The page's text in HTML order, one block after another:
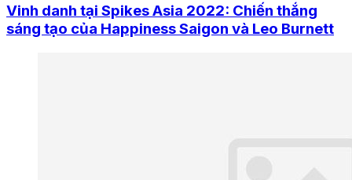
Vinh danh tại Spikes Asia 2022: Chiến thắng
sáng tạo của Happiness Saigon và Leo Burnett